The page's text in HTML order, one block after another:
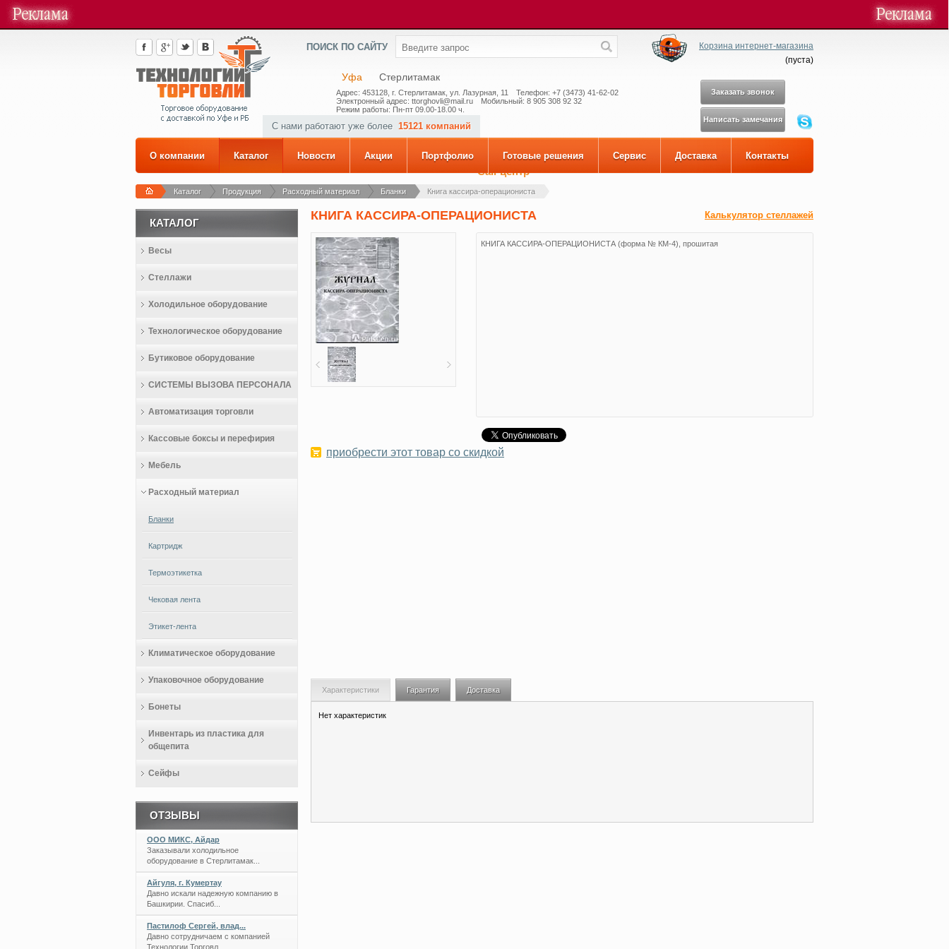
ПОИСК ПО САЙТУ
Корзина интернет-магазина
(пуста)
Уфа Стерлитамак
Адрес: 453128, г. Стерлитамак, ул. Лазурная, 11
Телефон: +7 (3473) 41-62-02
Электронный адрес: ttorghovli@mail.ru
Мобильный: 8 905 308 92 32
Режим работы: Пн-пт 09.00-18.00 ч.
Заказать звонок
Написать замечания
Call-центр
С нами работают уже более 15121 компаний
О компании Каталог Новости Акции Портфолио Готовые решения Сервис Доставка Контакты
Каталог Продукция Расходный материал Бланки Книга кассира-операциониста
Калькулятор стеллажей
КНИГА КАССИРА-ОПЕРАЦИОНИСТА
КНИГА КАССИРА-ОПЕРАЦИОНИСТА (форма № КМ-4), прошитая
приобрести этот товар со скидкой
Характеристики Гарантия Доставка
Нет характеристик
КАТАЛОГ
Весы
Стеллажи
Холодильное оборудование
Технологическое оборудование
Бутиковое оборудование
СИСТЕМЫ ВЫЗОВА ПЕРСОНАЛА
Автоматизация торговли
Кассовые боксы и перефирия
Мебель
Расходный материал
Бланки
Картридж
Термоэтикетка
Чековая лента
Этикет-лента
Климатическое оборудование
Упаковочное оборудование
Бонеты
Инвентарь из пластика для
общепита
Сейфы
ОТЗЫВЫ
ООО МИКС, Айдар
Заказывали холодильное
оборудование в Стерлитамак...
Айгуля, г. Кумертау
Давно искали надежную компанию в
Башкирии. Спасиб...
Пастилоф Сергей, влад...
Давно сотрудничаем с компанией
Технологии Торговл...